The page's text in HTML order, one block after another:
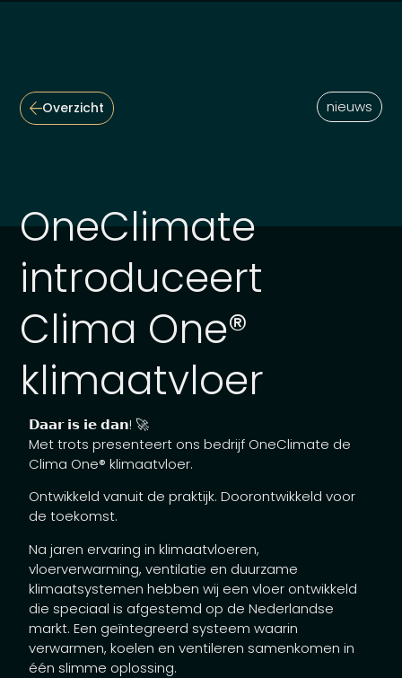
nieuws
Overzicht
OneClimate
introduceert
Clima One®
klimaatvloer
𝗗𝗮𝗮𝗿 𝗶𝘀 𝗶𝗲 𝗱𝗮𝗻! 🚀
Met trots presenteert ons bedrijf OneClimate de
Clima One® klimaatvloer.
Ontwikkeld vanuit de praktijk. Doorontwikkeld voor
de toekomst.
Na jaren ervaring in klimaatvloeren,
vloerverwarming, ventilatie en duurzame
klimaatsystemen hebben wij een vloer ontwikkeld
die speciaal is afgestemd op de Nederlandse
markt. Een geïntegreerd systeem waarin
verwarmen, koelen en ventileren samenkomen in
één slimme oplossing.